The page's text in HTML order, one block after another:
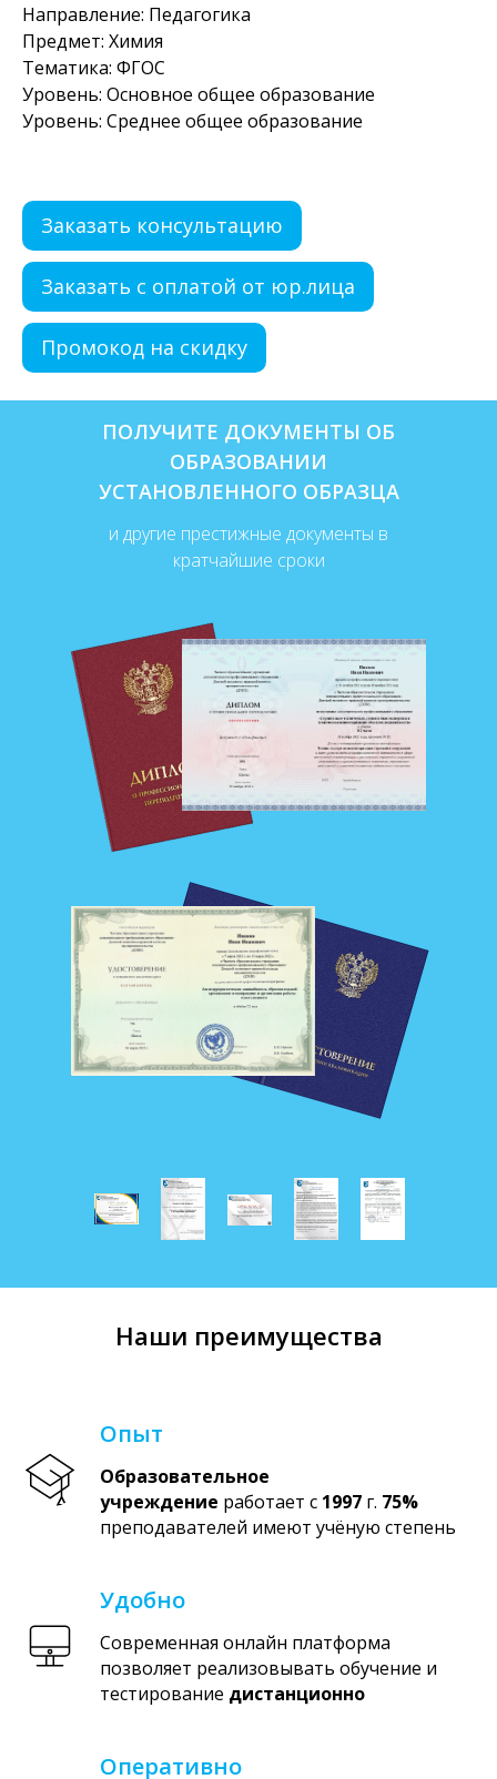
Направление: Педагогика
Предмет: Химия
Тематика: ФГОС
Уровень: Основное общее образование
Уровень: Среднее общее образование
Заказать консультацию
Заказать с оплатой от юр.лица
Промокод на скидку
и другие престижные документы в
кратчайшие сроки
ПОЛУЧИТЕ ДОКУМЕНТЫ ОБ
ОБРАЗОВАНИИ
УСТАНОВЛЕННОГО ОБРАЗЦА
Наши преимущества
Опыт
Образовательное
учреждение работает с 1997 г. 75%
преподавателей имеют учёную степень
Удобно
Современная онлайн платформа
позволяет реализовывать обучение и
тестирование дистанционно
Оперативно